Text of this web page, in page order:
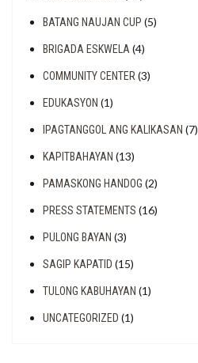
BATANG NAUJAN CUP (5)
BRIGADA ESKWELA (4)
COMMUNITY CENTER (3)
EDUKASYON (1)
IPAGTANGGOL ANG KALIKASAN (7)
KAPITBAHAYAN (13)
PAMASKONG HANDOG (2)
PRESS STATEMENTS (16)
PULONG BAYAN (3)
SAGIP KAPATID (15)
TULONG KABUHAYAN (1)
UNCATEGORIZED (1)